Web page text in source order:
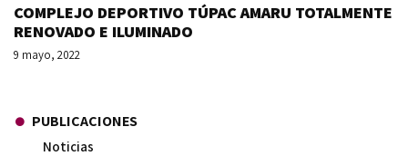
COMPLEJO DEPORTIVO TÚPAC AMARU TOTALMENTE
RENOVADO E ILUMINADO
9 mayo, 2022
PUBLICACIONES
Noticias